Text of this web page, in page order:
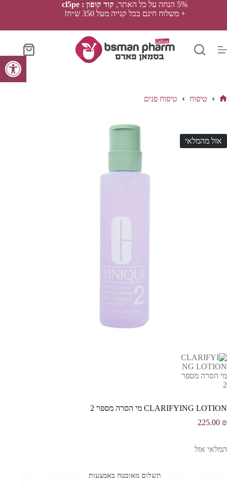
פתח סרגל נגישות
5% הנחה על כל האתר,
קוד קופון : cl5pe
+ משלוח חינם בכל קנייה מעל 350 ש״ח!
סל
הקניות
טיפוח טיפוח פנים
אזל מהמלאי
CLARIFYING LOTION מי הסרה מספר 2
225.00 ₪
המלאי אזל
תשלום מאובטח באמצעות